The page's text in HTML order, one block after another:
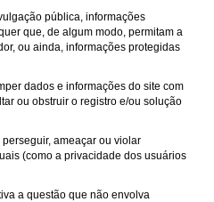
pública, informações
que, de algum modo, permitam a
ou ainda, informações protegidas
dados e informações do site com
ou obstruir o registro e/ou solução
ameaçar ou violar
(como a privacidade dos usuários
a questão que não envolva